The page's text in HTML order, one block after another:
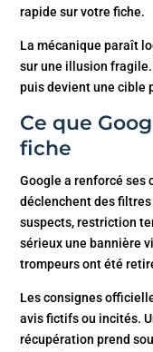
rapide sur votre fiche.
La mécanique paraît
sur une illusion
puis devient une cible
Ce que
fiche
Google a renforcé ses
déclenchent des
suspects, restriction
sérieux une bannière
trompeurs ont été
Les consignes
avis fictifs ou incités.
récupération prend